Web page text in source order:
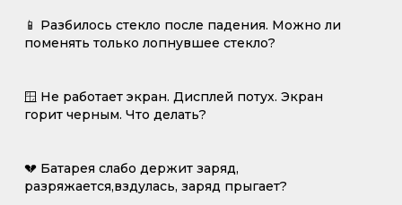
📱 Разбилось стекло после падения. Можно ли
поменять только лопнувшее стекло?
🪟 Не работает экран. Дисплей потух. Экран
горит черным. Что делать?
💔 Батарея слабо держит заряд,
разряжается,вздулась, заряд прыгает?